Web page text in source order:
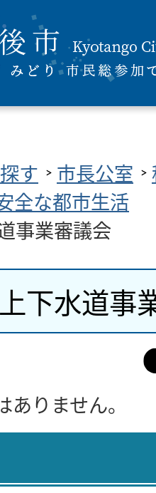
す 市長公室
全な都市生活
事業審議会
下水道事
りません。